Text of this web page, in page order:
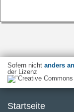
Sofern nicht anders
der Lizenz
Startseite